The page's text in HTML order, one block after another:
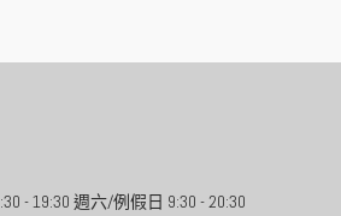
- 19:30 週六/例假日 9:30 - 20:30